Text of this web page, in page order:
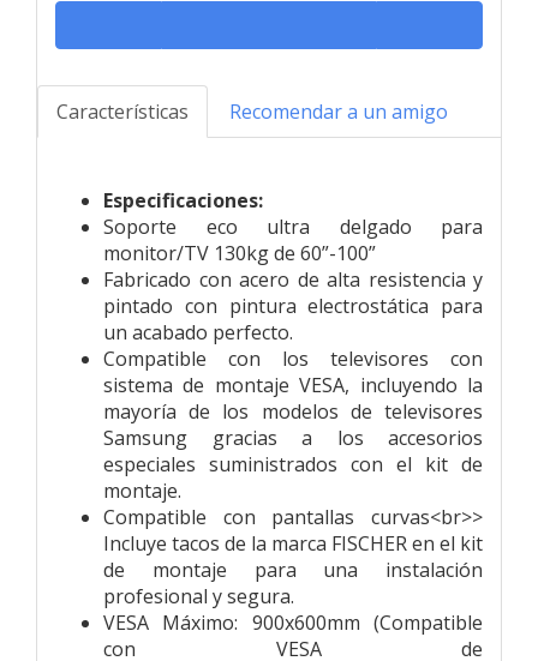
Características Recomendar a un amigo
Especificaciones:
Soporte eco ultra delgado para
monitor/TV 130kg de 60”-100”
Fabricado con acero de alta resistencia y
pintado con pintura electrostática para
un acabado perfecto.
Compatible con los televisores con
sistema de montaje VESA, incluyendo la
mayoría de los modelos de televisores
Samsung gracias a los accesorios
especiales suministrados con el kit de
montaje.
Compatible con pantallas curvas<br>>
Incluye tacos de la marca FISCHER en el kit
de montaje para una instalación
profesional y segura.
VESA Máximo: 900x600mm (Compatible
con VESA de